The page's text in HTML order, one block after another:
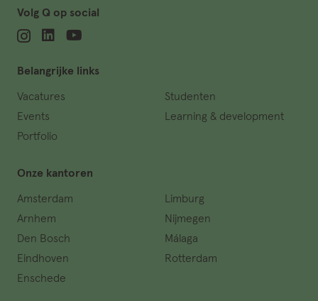
Volg Q op social
Belangrijke links
Vacatures
Events
Portfolio
Studenten
Learning & development
Onze kantoren
Amsterdam
Arnhem
Den Bosch
Eindhoven
Enschede
Limburg
Nijmegen
Málaga
Rotterdam